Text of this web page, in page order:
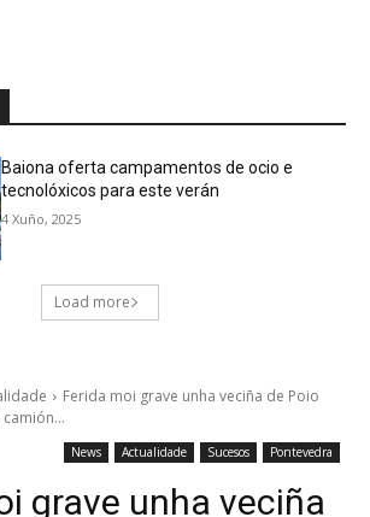
Baiona oferta campamentos de ocio e
tecnolóxicos para este verán
4 Xuño, 2025
Load more